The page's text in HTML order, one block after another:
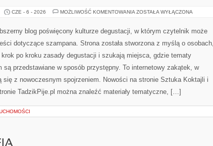
CZE - 6 - 2026 MOŻLIWOŚĆ KOMENTOWANIA
I
WINNICE
ZOSTAŁA WYŁĄCZONA
TadzikPije.pl to obszerny blog poświęcony kulturze
degustacji, w którym czytelnik może znaleźć inspirujące
treści dotyczące szampana. Strona została stworzona z
myślą o osobach, które chcą poznawać krok po kroku
zasady degustacji i szukają miejsca, gdzie tematy
związane z alkoholem są przedstawiane w sposób
Koktajli i Sztuka Koktajli. Na stronie TadzikPije.pl można znaleźć